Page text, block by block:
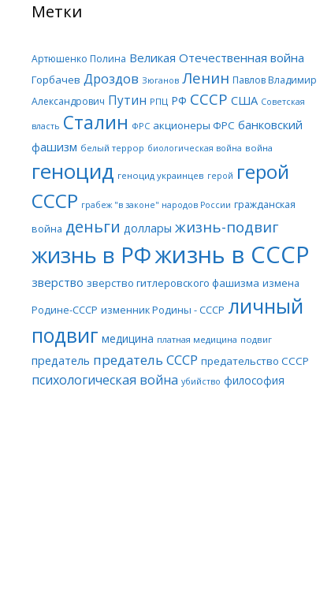
Метки
Артюшенко Полина Великая Отечественная война
Горбачев Дроздов Зюганов Ленин Павлов Владимир
Александрович Путин РПЦ РФ СССР США Советская
власть Сталин ФРС акционеры ФРС банковский
фашизм белый террор биологическая война война
геноцид геноцид украинцев герой герой
СССР грабеж "в законе" народов России гражданская
война деньги доллары жизнь-подвиг
жизнь в РФжизнь в СССР
зверство зверство гитлеровского фашизма измена
Родине-СССР изменник Родины - СССР личный
подвиг медицина платная медицина подвиг
предатель предатель СССР предательство СССР
психологическая война убийство философия